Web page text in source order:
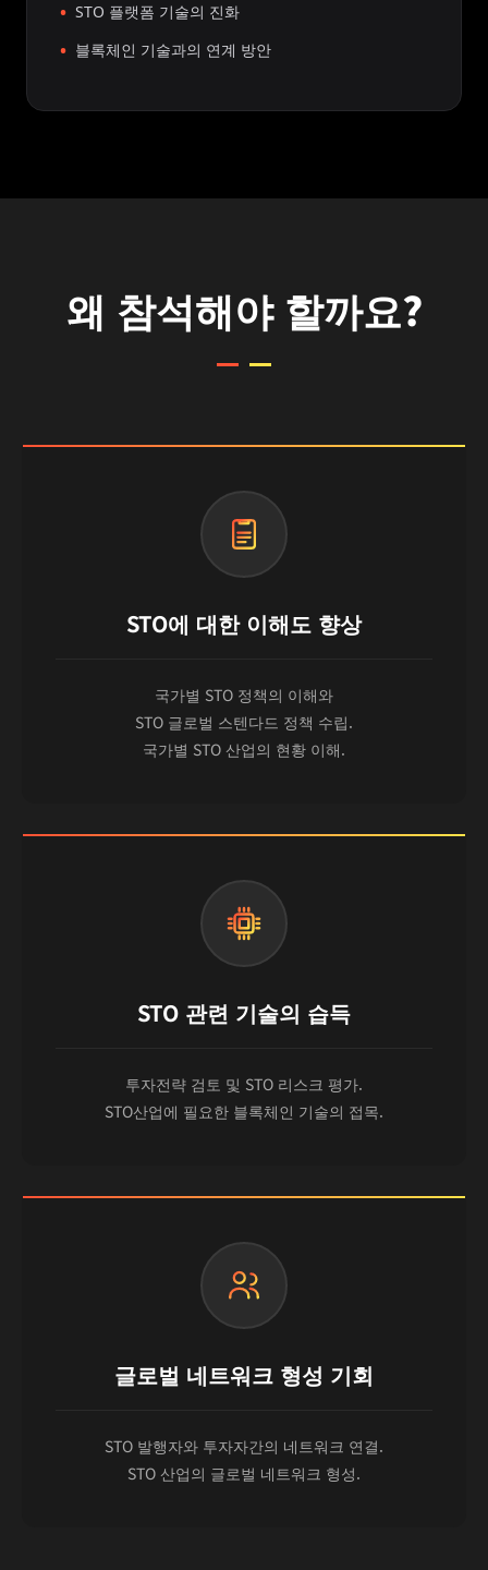
STO 플랫폼 기술의 진화
블록체인 기술과의 연계 방안
왜 참석해야 할까요?
STO에 대한 이해도 향상
국가별 STO 정책의 이해와
STO 글로벌 스텐다드 정책 수립.
국가별 STO 산업의 현황 이해.
STO 관련 기술의 습득
투자전략 검토 및 STO 리스크 평가.
STO산업에 필요한 블록체인 기술의 접목.
글로벌 네트워크 형성 기회
STO 발행자와 투자자간의 네트워크 연결.
STO 산업의 글로벌 네트워크 형성.